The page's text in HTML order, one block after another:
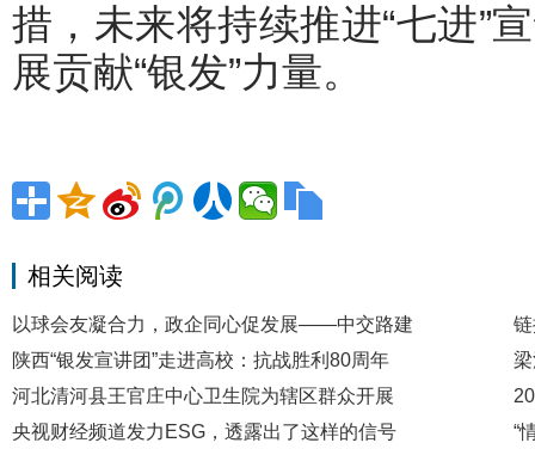
措，未来将持续推进“七进”
展贡献“银发”力量。
相关阅读
以球会友凝合力，政企同心促发展——中交路建
陕西“银发宣讲团”走进高校：抗战胜利80周年
河北清河县王官庄中心卫生院为辖区群众开展
央视财经频道发力ESG，透露出了这样的信号
“